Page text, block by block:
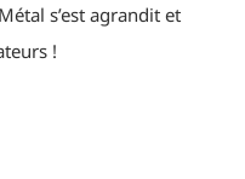
s’est agrandit et
!